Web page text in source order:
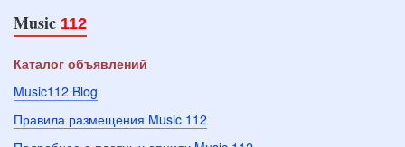
Music 112
Каталог объявлений
Music112 Blog
Правила размещения Music 112